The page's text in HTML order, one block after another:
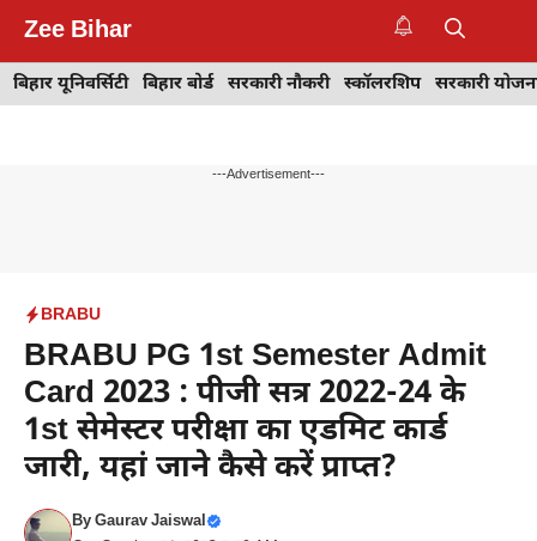
content
Zee Bihar
बिहार यूनिवर्सिटी बिहार बोर्ड सरकारी नौकरी स्कॉलरशिप सरकारी
---Advertisement---
BRABU
BRABU PG 1st Semester Admit
Card 2023 : पीजी सत्र 2022-24 के
1st सेमेस्टर परीक्षा का एडमिट कार्ड
जारी, यहां जाने कैसे करें प्राप्त?
ByGaurav Jaiswal